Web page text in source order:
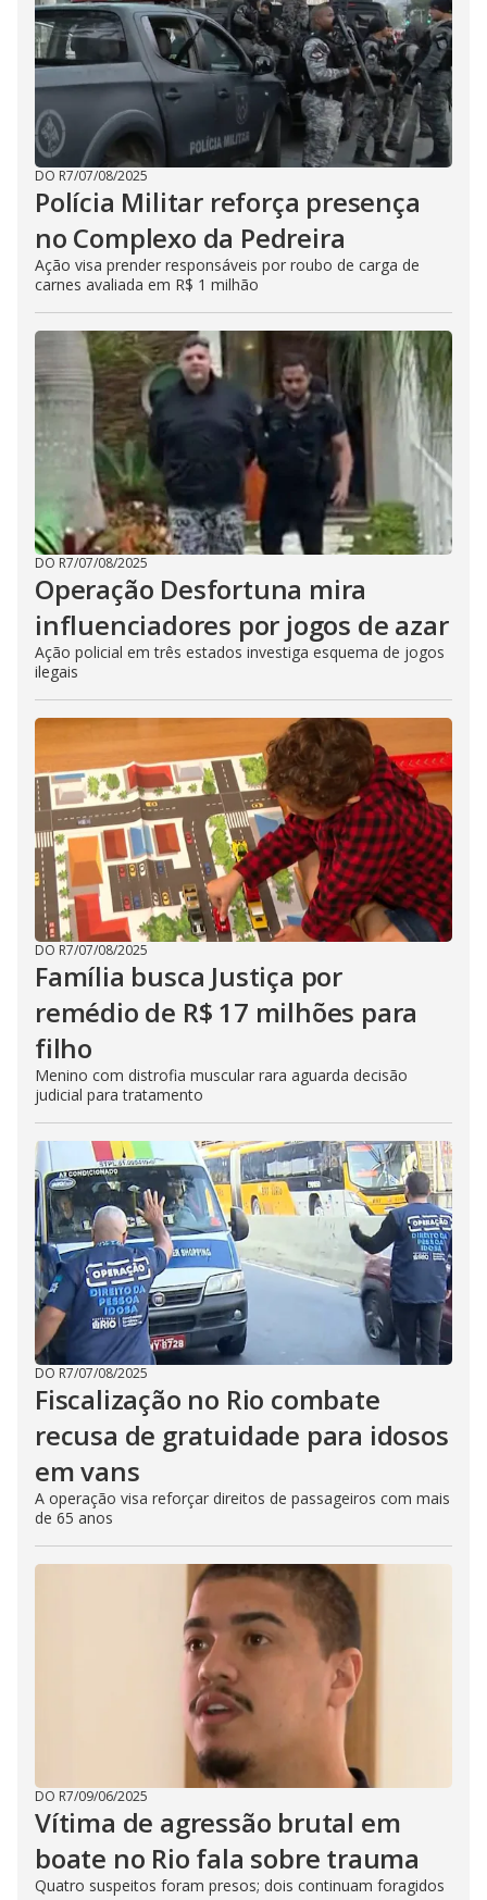
DO R7/07/08/2025
Polícia Militar reforça presença
no Complexo da Pedreira
Ação visa prender responsáveis por roubo de carga de
carnes avaliada em R$ 1 milhão
DO R7/07/08/2025
Operação Desfortuna mira
influenciadores por jogos de azar
Ação policial em três estados investiga esquema de jogos
ilegais
DO R7/07/08/2025
Família busca Justiça por
remédio de R$ 17 milhões para
filho
Menino com distrofia muscular rara aguarda decisão
judicial para tratamento
DO R7/07/08/2025
Fiscalização no Rio combate
recusa de gratuidade para idosos
em vans
A operação visa reforçar direitos de passageiros com mais
de 65 anos
DO R7/09/06/2025
Vítima de agressão brutal em
boate no Rio fala sobre trauma
Quatro suspeitos foram presos; dois continuam foragidos